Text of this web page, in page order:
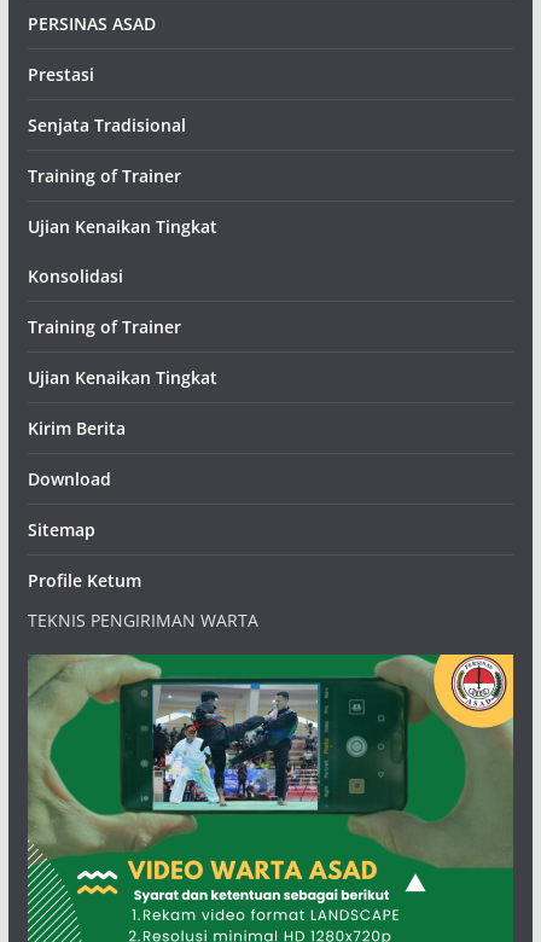
PERSINAS ASAD
Prestasi
Senjata Tradisional
Training of Trainer
Ujian Kenaikan Tingkat
Konsolidasi
Training of Trainer
Ujian Kenaikan Tingkat
Kirim Berita
Download
Sitemap
Profile Ketum
TEKNIS PENGIRIMAN WARTA